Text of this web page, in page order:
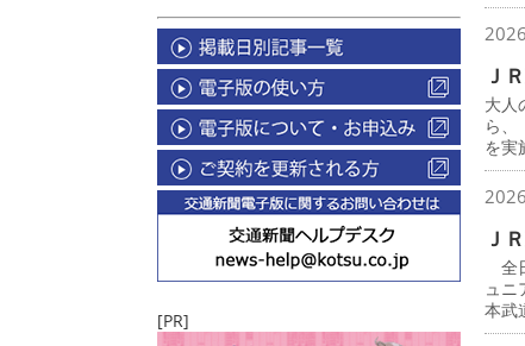
[PR]
Ｊ
大人
ら
を実
Ｊ
全
ュニ
本武